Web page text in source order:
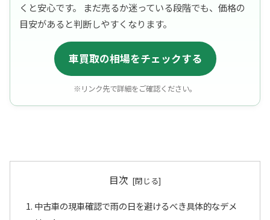
くと安心です。 まだ売るか迷っている段階でも、価格の
目安があると判断しやすくなります。
車買取の相場をチェックする
※リンク先で詳細をご確認ください。
目次
中古車の現車確認で雨の日を避けるべき具体的なデメ